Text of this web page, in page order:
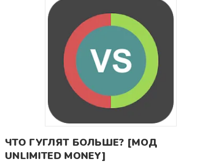
ЧТО ГУГЛЯТ БОЛЬШЕ? [МОД
UNLIMITED MONEY]